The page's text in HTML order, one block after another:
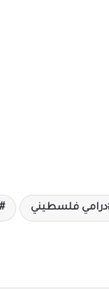
درامي فلسطيني